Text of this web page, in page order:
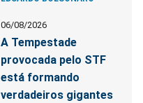
06/08/2026
A Tempestade
provocada pelo STF
está formando
verdadeiros gigantes